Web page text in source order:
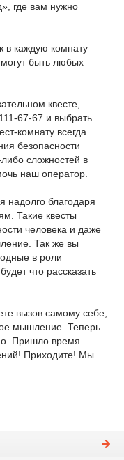
где вам нужно
в каждую комнату
быть любых
квесте,
67-67 и выбрать
комнату всегда
безопасности
сложностей в
наш оператор.
надолго благодаря
Такие квесты
человека и даже
Так же вы
в роли
что рассказать
вызов самому себе,
мышление. Теперь
Пришло время
Приходите! Мы